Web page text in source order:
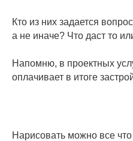
Кто из них задается
а не иначе? Что даст то
Напомню, в проектных
оплачивает в итоге
Нарисовать можно все